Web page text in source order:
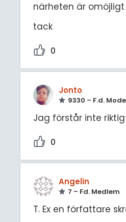
närheten är
tack
0
Jonto
9330 – F.d.
Jag förstår inte
0
Angelin
7 – Fd. Medlem
T. Ex en författare